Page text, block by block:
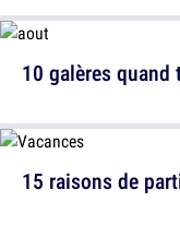
10 galères quand
15 raisons de